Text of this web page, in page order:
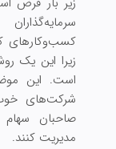
کسب‌وکارهای
زیرا این یک
است. این
شرکت‌های
صاحبان سهام
مدیریت کنند.